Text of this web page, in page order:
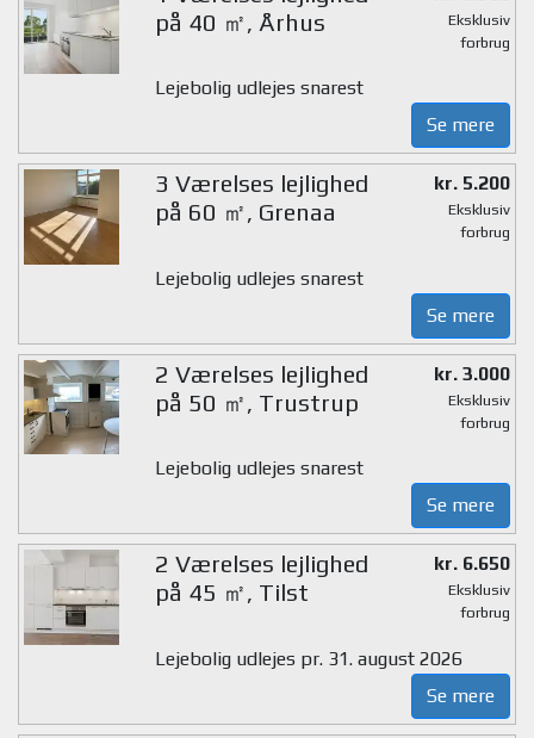
på 40 ㎡, Århus
Eksklusiv
forbrug
Lejebolig udlejes snarest
Se mere
3 Værelses lejlighed
på 60 ㎡, Grenaa
kr. 5.200
Eksklusiv
forbrug
Lejebolig udlejes snarest
Se mere
2 Værelses lejlighed
på 50 ㎡, Trustrup
kr. 3.000
Eksklusiv
forbrug
Lejebolig udlejes snarest
Se mere
2 Værelses lejlighed
på 45 ㎡, Tilst
kr. 6.650
Eksklusiv
forbrug
Lejebolig udlejes pr. 31. august 2026
Se mere